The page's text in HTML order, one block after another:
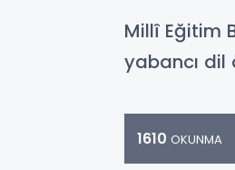
Millî Eğitim
yabancı dil
1610 OKUNMA